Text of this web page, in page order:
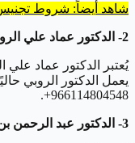
شاهد أيضاً: شروط
2- الدكتور عماد علي الروبي:
يُعتبر الدكتور عماد
966114804548+.
3- الدكتور عبد الرحمن بن سعد بن معثم: